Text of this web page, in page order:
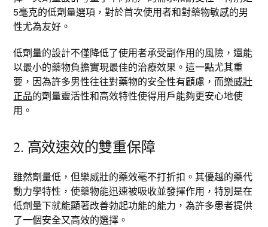
5毫克的低劑量選項，對於首次使用者和對藥物敏感的男
性尤為友好。
低劑量的設計不僅降低了使用者承受副作用的風險，還能
以最小的藥物負擔實現最佳的治療效果。這一點尤其重
要，因為許多男性往往對藥物的安全性有顧慮，而樂威壯
正品的劑量靈活性和高效特性使得用戶能夠更安心地使
用。
2. 高效速效的雙重保障
雖然劑量低，但樂威壯的藥效毫不打折扣。其優越的藥代
動力學特性，使藥物能迅速被吸收並發揮作用，特別是在
低劑量下就能顯著改善勃起功能的能力，為許多患者提供
了一個安全又高效的選擇。